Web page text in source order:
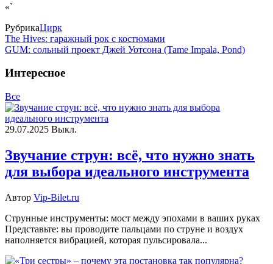
«`
РубрикаЦирк
The Hives: гаражный рок с костюмами
GUM: сольный проект Джей Уотсона (Tame Impala, Pond)
Интересное
Все
29.07.2025 Выкл.
Звучание струн: всё, что нужно знать
для выбора идеального инструмента
Автор Vip-Bilet.ru
Струнные инструменты: мост между эпохами в ваших руках
Представьте: вы проводите пальцами по струне и воздух
наполняется вибрацией, которая пульсировала...